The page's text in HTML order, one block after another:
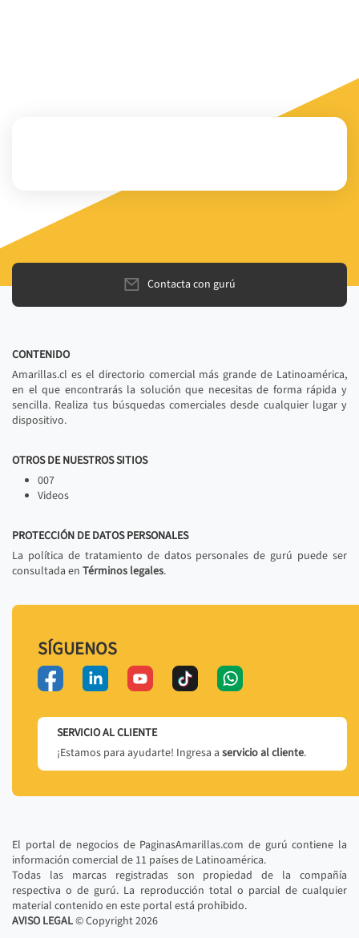
Contacta con gurú
CONTENIDO
Amarillas.cl es el directorio comercial más grande de Latinoamérica,
en el que encontrarás la solución que necesitas de forma rápida y
sencilla. Realiza tus búsquedas comerciales desde cualquier lugar y
dispositivo.
OTROS DE NUESTROS SITIOS
007
Videos
PROTECCIÓN DE DATOS PERSONALES
La política de tratamiento de datos personales de gurú puede ser
consultada en Términos legales.
SÍGUENOS
SERVICIO AL CLIENTE
¡Estamos para ayudarte! Ingresa a servicio al cliente.
El portal de negocios de PaginasAmarillas.com de gurú contiene la
información comercial de 11 países de Latinoamérica.
Todas las marcas registradas son propiedad de la compañía
respectiva o de gurú. La reproducción total o parcial de cualquier
material contenido en este portal está prohibido.
AVISO LEGAL© Copyright2026